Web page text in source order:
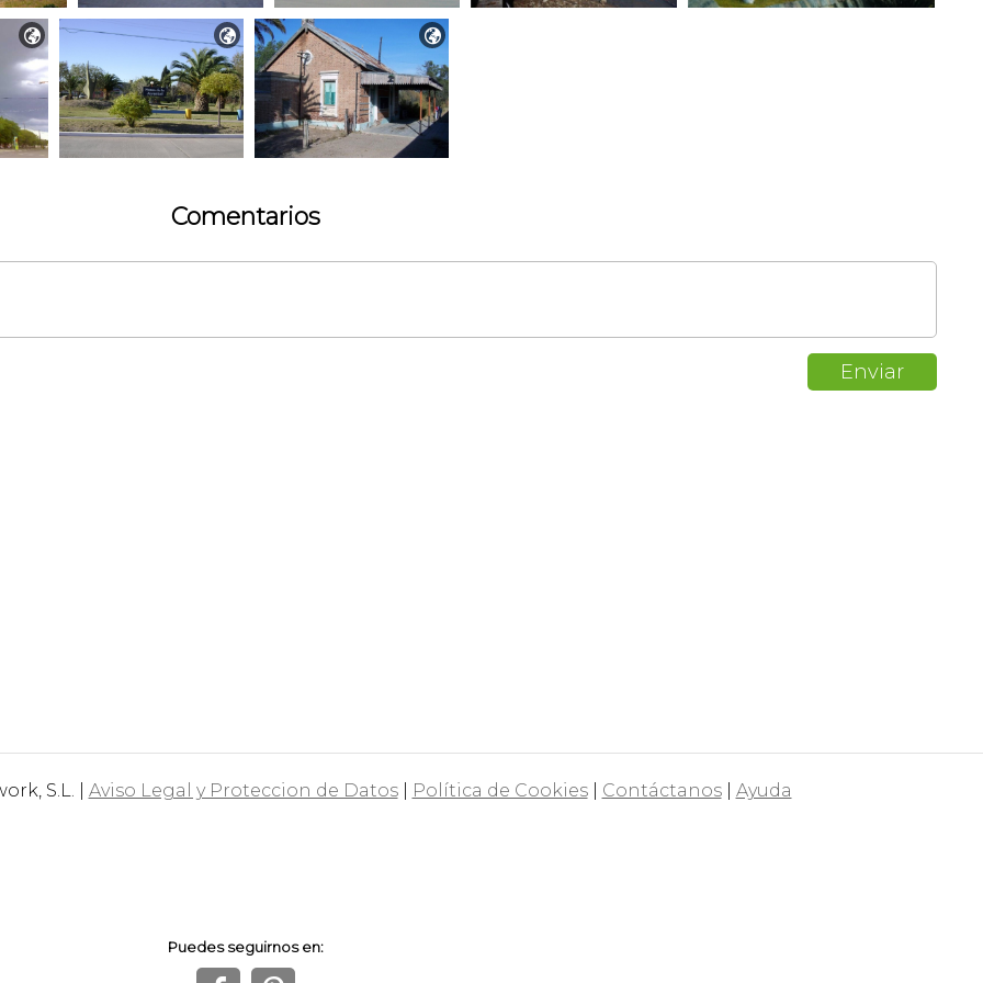
  
Comentarios
S.L. | Aviso Legal y Proteccion de Datos| Política de Cookies| Contáctanos| Ayuda
Puedes seguirnos en: